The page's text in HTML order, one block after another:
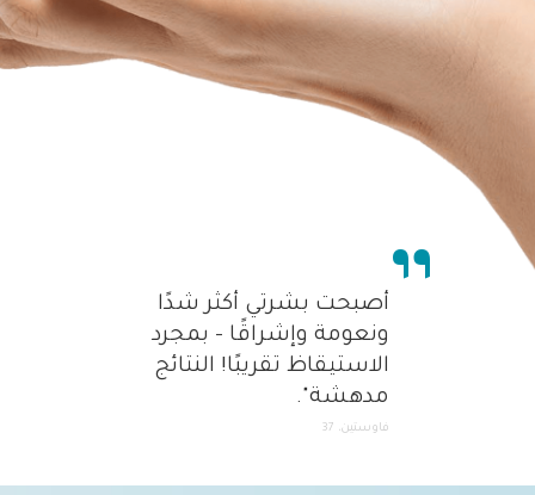
أصبحت بشرتي أكثر شدًا
ونعومة وإشراقًا - بمجرد
الاستيقاظ تقريبًا! النتائج
مدهشة".
فاوستين، 37